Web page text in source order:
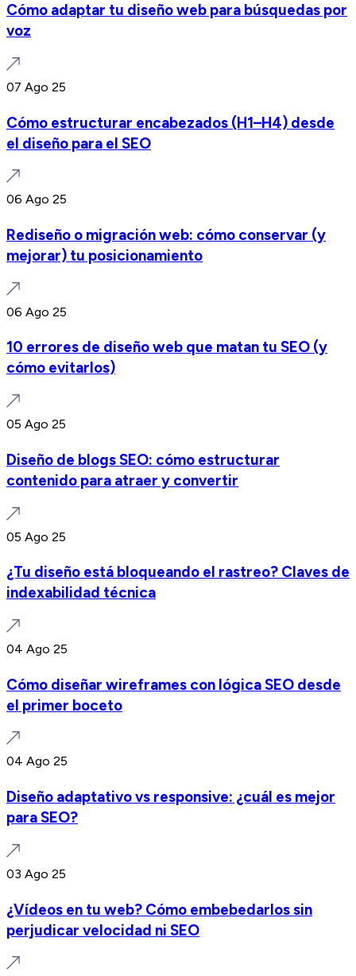
Cómo adaptar tu diseño web para búsquedas por
voz
07 Ago 25
Cómo estructurar encabezados (H1–H4) desde
el diseño para el SEO
06 Ago 25
Rediseño o migración web: cómo conservar (y
mejorar) tu posicionamiento
06 Ago 25
10 errores de diseño web que matan tu SEO (y
cómo evitarlos)
05 Ago 25
Diseño de blogs SEO: cómo estructurar
contenido para atraer y convertir
05 Ago 25
¿Tu diseño está bloqueando el rastreo? Claves de
indexabilidad técnica
04 Ago 25
Cómo diseñar wireframes con lógica SEO desde
el primer boceto
04 Ago 25
Diseño adaptativo vs responsive: ¿cuál es mejor
para SEO?
03 Ago 25
¿Vídeos en tu web? Cómo embebedarlos sin
perjudicar velocidad ni SEO